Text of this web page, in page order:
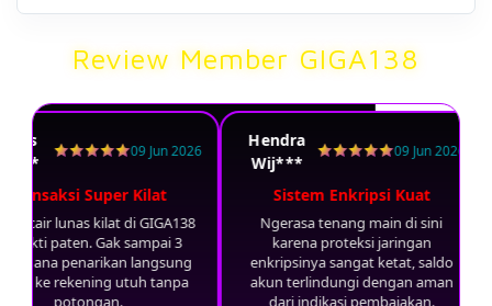
Review Member GIGA138
09 Jun 2026
Transaksi Super Kilat
cair lunas kilat di GIGA138
paten. Gak sampai 3
dana penarikan langsung
ke rekening utuh tanpa
potongan.
Hendra
Wij***
09 Jun 2026
Sistem Enkripsi Kuat
Ngerasa tenang main di sini
karena proteksi jaringan
enkripsinya sangat ketat, saldo
akun terlindungi dengan aman
dari indikasi pembajakan.